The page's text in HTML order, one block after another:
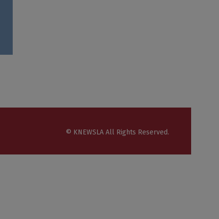
© KNEWSLA All Rights Reserved.